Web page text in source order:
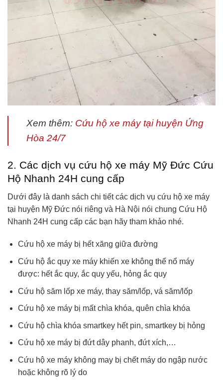
Xem thêm: Cứu hộ xe máy tại huyện Ứng
Hòa 24/7
2. Các dịch vụ cứu hộ xe máy Mỹ Đức Cứu
Hộ Nhanh 24H cung cấp
Dưới đây là danh sách chi tiết các dịch vụ cứu hộ xe máy
tại huyện Mỹ Đức nói riêng và Hà Nội nói chung Cứu Hộ
Nhanh 24H cung cấp các bạn hãy tham khảo nhé.
Cứu hộ xe máy bị hết xăng giữa đường
Cứu hộ ắc quy xe máy khiến xe không thể nổ máy
được: hết ắc quy, ắc quy yếu, hỏng ắc quy
Cứu hộ săm lốp xe máy, thay săm/lốp, vá săm/lốp
Cứu hộ xe máy bị mất chìa khóa, quên chìa khóa
Cứu hộ chìa khóa smartkey hết pin, smartkey bị hỏng
Cứu hộ xe máy bị đứt dây phanh, đứt xích,…
Cứu hộ xe máy không may bị chết máy do ngập nước
hoặc không rõ lý do